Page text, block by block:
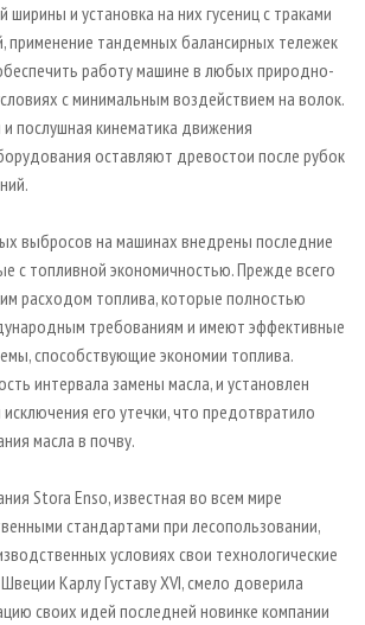
и установка на них гусениц с траками
применение тандемных балансирных тележек
работу машине в любых природно-
с минимальным воздействием на волок.
и послушная кинематика движения
оставляют древостои после рубок
выбросов на машинах внедрены последние
с топливной экономичностью. Прежде всего
расходом топлива, которые полностью
требованиям и имеют эффективные
способствующие экономии топлива.
интервала замены масла, и установлен
его утечки, что предотвратило
масла в почву.
Stora Enso, известная во всем мире
стандартами при лесопользовании,
условиях свои технологические
Карлу Густаву XVI, смело доверила
своих идей последней новинке компании